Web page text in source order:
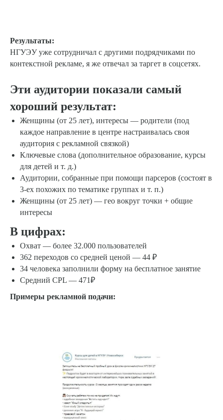
Результаты:
НГУЭУ уже сотрудничал с другими подрядчиками по
контекстной рекламе, я же отвечал за таргет в соцсетях.
Эти аудитории показали самый
хороший результат:
Женщины (от 25 лет), интересы — родители (под
каждое направление в центре настраивалась своя
аудитория с рекламной связкой)
Ключевые слова (дополнительное образование, курсы
для детей и т. д.)
Аудитории, собранные при помощи парсеров (состоят в
3-ех похожих по тематике группах и т. п.)
Женщины (от 25 лет) — гео вокруг точки + общие
интересы
В цифрах:
Охват — более 32.000 пользователей
362 переходов со средней ценой — 44 ₽
34 человека заполнили форму на бесплатное занятие
Средний CPL — 471₽
Примеры рекламной подачи: